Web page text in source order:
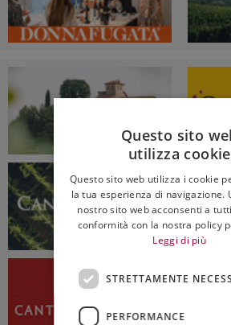
Questo sito
utilizza cookie
Questo sito web utilizza i cookie
la tua esperienza di navigazione.
nostro sito web acconsenti a
conformità con la nostra policy
Leggi di più
STRETTAMENTE
PERFORMANCE